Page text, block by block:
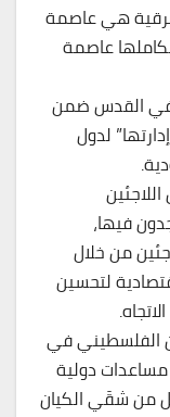
هي عاصمة
عاصمة
في القدس ضمن
لدول
فيها،
من خلال
لتحسين
الفلسطيني في
مساعدات دولية
من شقَي الكيان